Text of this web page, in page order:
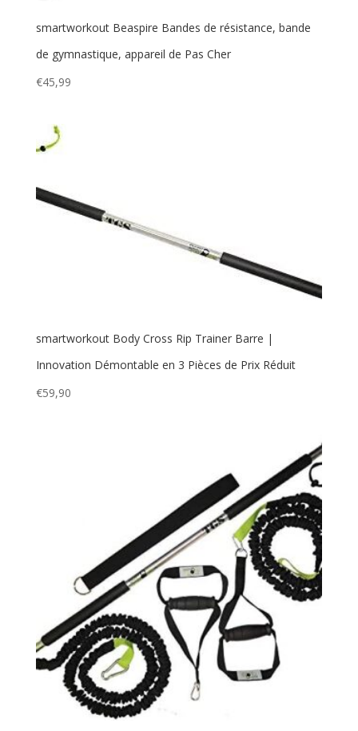
smartworkout Beaspire Bandes de résistance, bande
de gymnastique, appareil de Pas Cher
€45,99
smartworkout Body Cross Rip Trainer Barre |
Innovation Démontable en 3 Pièces de Prix Réduit
€59,90